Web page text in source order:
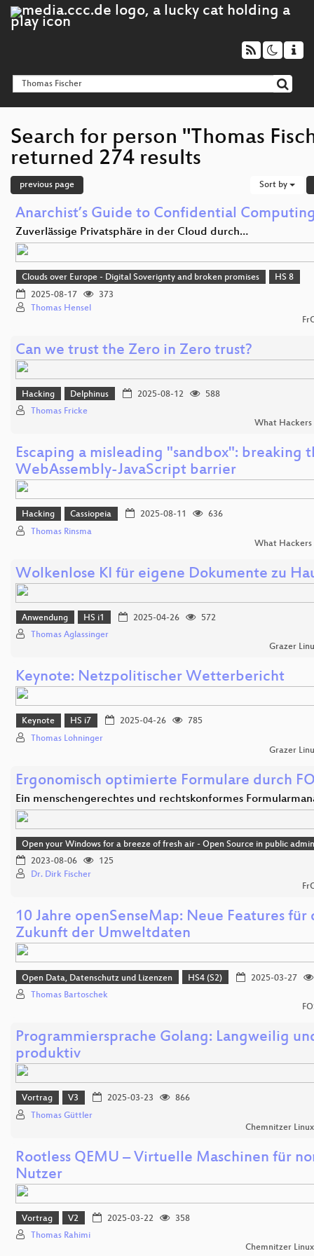
Search for person "Thomas
returned 274 results
previous page Sort by
Anarchist’s Guide to Confidential
Zuverlässige Privatsphäre in der Cloud durch…
Clouds over Europe - Digital Soverignty and broken promises
HS 8
2025-08-17
373
Thomas Hensel
Can we trust the Zero in Zero trust?
Hacking Delphinus 2025-08-12
588
Thomas Fricke
What Hackers
Escaping a misleading "sandbox": breaking
WebAssembly-JavaScript barrier
Hacking Cassiopeia 2025-08-11
636
Thomas Rinsma
What Hackers
Wolkenlose KI für eigene Dokumente zu
Anwendung HS i1 2025-04-26
572
Thomas Aglassinger
Grazer
Keynote: Netzpolitischer Wetterbericht
Keynote HS i7 2025-04-26
785
Thomas Lohninger
Grazer
Ergonomisch optimierte Formulare durch
Ein menschengerechtes und rechtskonformes
Open your Windows for a breeze of fresh air - Open Source in public
2023-08-06
125
Dr. Dirk Fischer
10 Jahre openSenseMap: Neue Features für
Zukunft der Umweltdaten
Open Data, Datenschutz und Lizenzen HS4 (S2)
2025-03-27
Thomas Bartoschek
Programmiersprache Golang: Langweilig
produktiv
Vortrag V3 2025-03-23
866
Thomas Güttler
Chemnitzer
Rootless QEMU – Virtuelle Maschinen für
Nutzer
Vortrag V2 2025-03-22
358
Thomas Rahimi
Chemnitzer